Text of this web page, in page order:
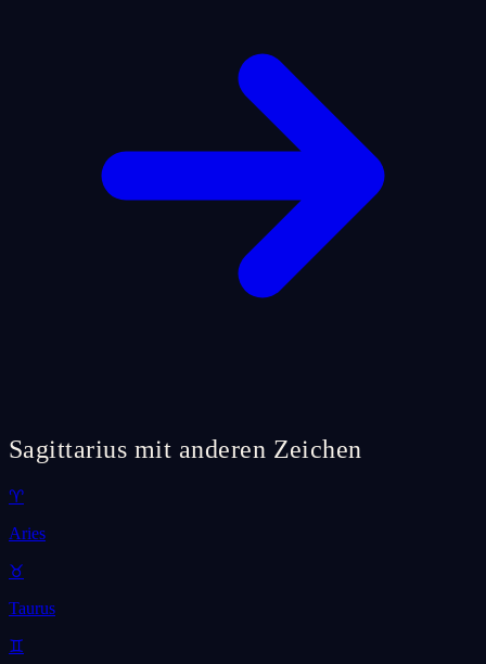
Sagittarius mit anderen Zeichen
♈
Aries
♉
Taurus
♊